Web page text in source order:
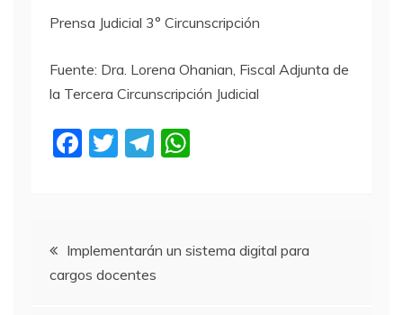
Prensa Judicial 3° Circunscripción
Fuente: Dra. Lorena Ohanian, Fiscal Adjunta de
la Tercera Circunscripción Judicial
F
b
o
T
T
a
m
A
Navegación
de
Implementarán un sistema digital para
cargos docentes